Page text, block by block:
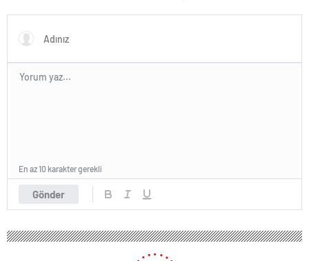
Gönder
En az 10 karakter gerekli